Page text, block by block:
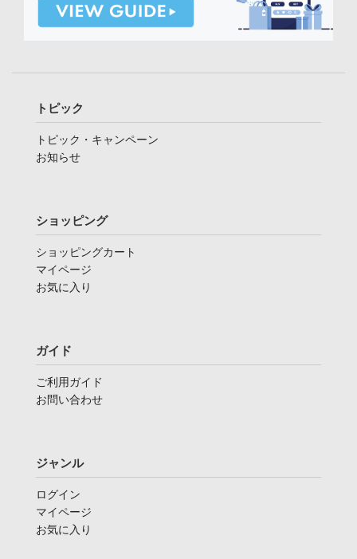
トピック
トピック・キャンペーン
お知らせ
ショッピング
ショッピングカート
マイページ
お気に入り
ガイド
ご利用ガイド
お問い合わせ
ジャンル
ログイン
マイページ
お気に入り